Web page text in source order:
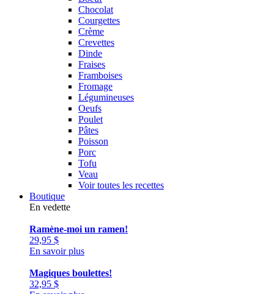
Chocolat
Courgettes
Crème
Crevettes
Dinde
Fraises
Framboises
Fromage
Légumineuses
Oeufs
Poulet
Pâtes
Poisson
Porc
Tofu
Veau
Voir toutes les recettes
Boutique
En vedette
Ramène-moi un ramen!
29,95 $
En savoir plus
Magiques boulettes!
32,95 $